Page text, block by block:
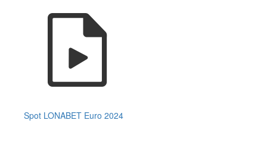
Spot LONABET Euro 2024